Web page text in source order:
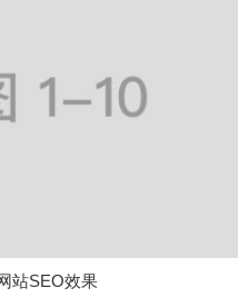
站SEO效果